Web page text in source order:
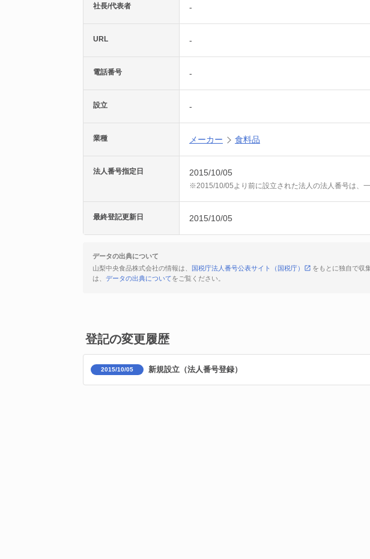
社長/代表者 -
URL -
電話番号 -
設立 -
業種 メーカー 食料品
法人番号指定日 2015/10/05
※2015/10/05より前に設立された法人の法人番号は、
最終登記更新日 2015/10/05
データの出典について
山梨中央食品株式会社の情報は、
国税庁法人番号公表サイト（国税庁）
をもとに独自で収
は、 データの出典についてをご覧ください。
登記の変更履歴
2015/10/05 新規設立（法人番号登録）